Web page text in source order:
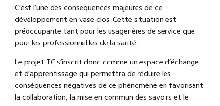
C’est l’une des conséquences majeures de ce
développement en vase clos. Cette situation est
préoccupante tant pour les usager·ères de service que
pour les professionnel·les de la santé.
Le projet TC s’inscrit donc comme un espace d’échange
et d’apprentissage qui permettra de réduire les
conséquences négatives de ce phénomène en favorisant
la collaboration, la mise en commun des savoirs et le